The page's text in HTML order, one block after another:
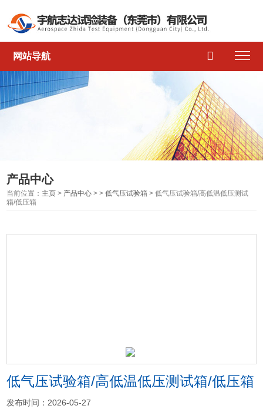
网站导航 
产品中心
当前位置： 主页 > 产品中心 > >低气压试验箱 > 低气压试验箱/高低温低压测试
箱/低压箱
低气压试验箱/高低温低压测试箱/低压箱
发布时间：2026-05-27